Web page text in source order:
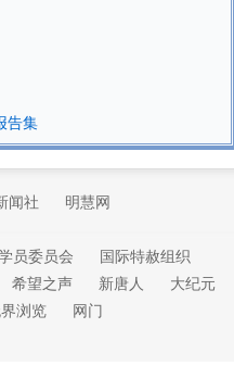
告集
闻社
明慧网
员委员会
国际特赦组织
希望之声 新唐人
大纪元
浏览
网门